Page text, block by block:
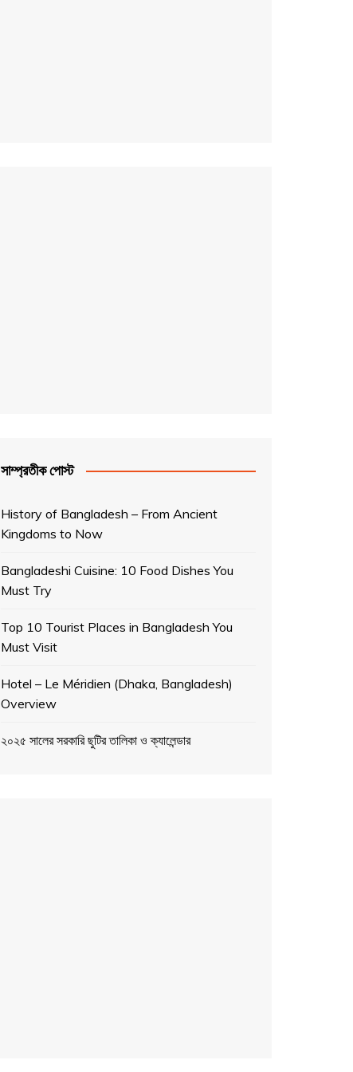
সাম্প্রতীক পোস্ট
History of Bangladesh – From Ancient
Kingdoms to Now
Bangladeshi Cuisine: 10 Food Dishes You
Must Try
Top 10 Tourist Places in Bangladesh You
Must Visit
Hotel – Le Méridien (Dhaka, Bangladesh)
Overview
২০২৫ সালের সরকারি ছুটির তালিকা ও ক্যালেন্ডার